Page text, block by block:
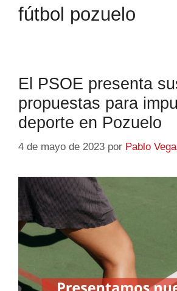
fútbol pozuelo
El PSOE presenta
propuestas para
deporte en Pozuelo
4 de mayo de 2023 por Pablo Vega